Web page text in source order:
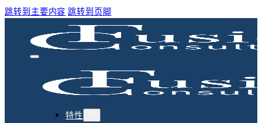
跳转到主要内容 跳转到页脚
特性